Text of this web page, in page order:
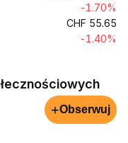
-1.70%
CHF 55.65
-1.40%
+Obserwuj